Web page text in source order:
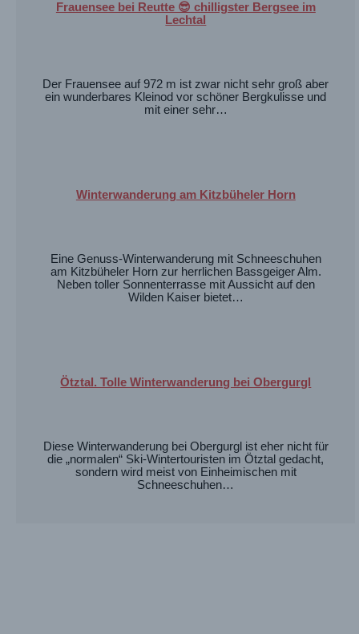
Frauensee bei Reutte 😎 chilligster Bergsee im
Lechtal
Der Frauensee auf 972 m ist zwar nicht sehr groß aber
ein wunderbares Kleinod vor schöner Bergkulisse und
mit einer sehr…
Winterwanderung am Kitzbüheler Horn
Eine Genuss-Winterwanderung mit Schneeschuhen
am Kitzbüheler Horn zur herrlichen Bassgeiger Alm.
Neben toller Sonnenterrasse mit Aussicht auf den
Wilden Kaiser bietet…
Ötztal. Tolle Winterwanderung bei Obergurgl
Diese Winterwanderung bei Obergurgl ist eher nicht für
die „normalen“ Ski-Wintertouristen im Ötztal gedacht,
sondern wird meist von Einheimischen mit
Schneeschuhen…